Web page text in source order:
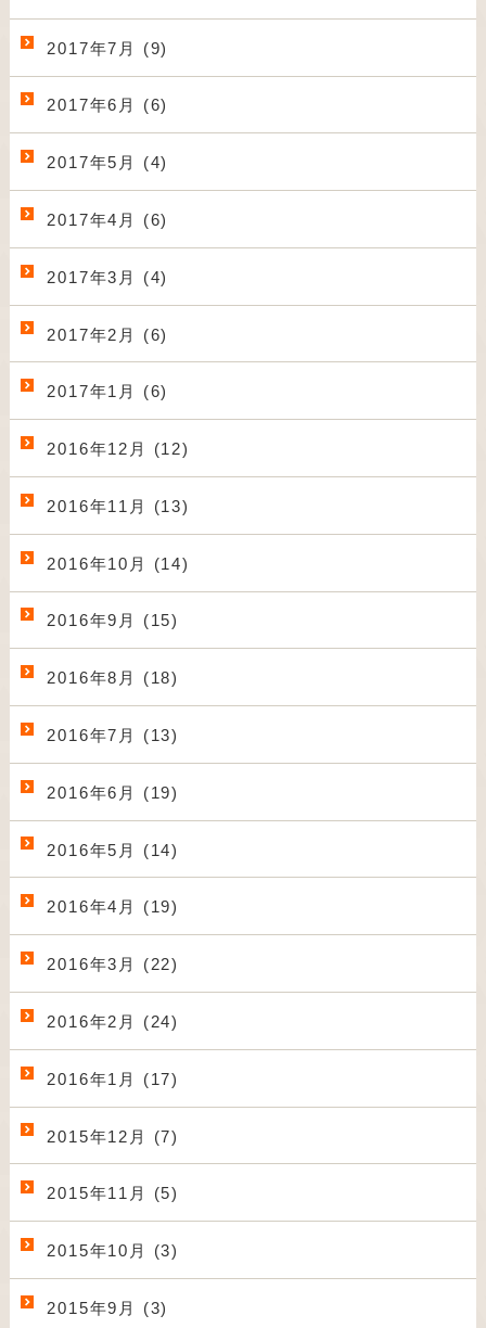
2017年7月 (9)
2017年6月 (6)
2017年5月 (4)
2017年4月 (6)
2017年3月 (4)
2017年2月 (6)
2017年1月 (6)
2016年12月 (12)
2016年11月 (13)
2016年10月 (14)
2016年9月 (15)
2016年8月 (18)
2016年7月 (13)
2016年6月 (19)
2016年5月 (14)
2016年4月 (19)
2016年3月 (22)
2016年2月 (24)
2016年1月 (17)
2015年12月 (7)
2015年11月 (5)
2015年10月 (3)
2015年9月 (3)